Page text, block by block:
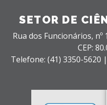
SETOR DE
Rua dos Funcionários, nº
CEP:
Telefone: (41) 3350-